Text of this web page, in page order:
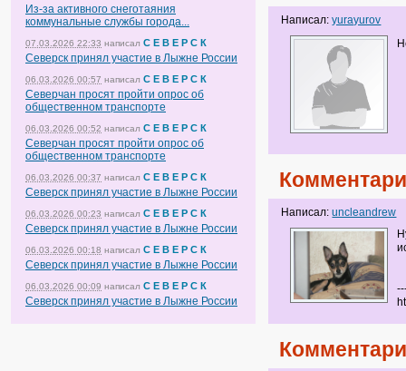
Из-за активного снеготаяния
коммунальные службы города...
07.03.2026 22:33 написал С Е В Е Р С К
Северск принял участие в Лыжне России
06.03.2026 00:57 написал С Е В Е Р С К
Северчан просят пройти опрос об
общественном транспорте
06.03.2026 00:52 написал С Е В Е Р С К
Северчан просят пройти опрос об
общественном транспорте
06.03.2026 00:37 написал С Е В Е Р С К
Северск принял участие в Лыжне России
06.03.2026 00:23 написал С Е В Е Р С К
Северск принял участие в Лыжне России
06.03.2026 00:18 написал С Е В Е Р С К
Северск принял участие в Лыжне России
06.03.2026 00:09 написал С Е В Е Р С К
Северск принял участие в Лыжне России
Написал:yurayurov
Написал:uncleandrew